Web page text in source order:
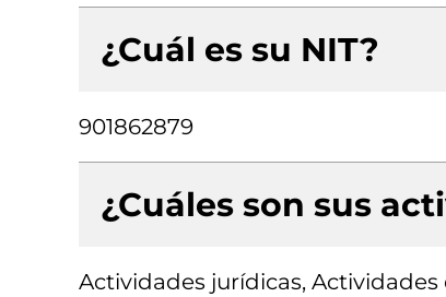
¿Cuál es su NIT?
901862879
¿Cuáles son sus
Actividades jurídicas,